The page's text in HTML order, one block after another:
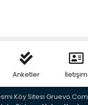
Anketler İletişim
Köy Sitesi Gruevo.Com